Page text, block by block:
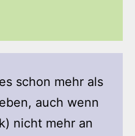
schon mehr als
auch wenn
nicht mehr an